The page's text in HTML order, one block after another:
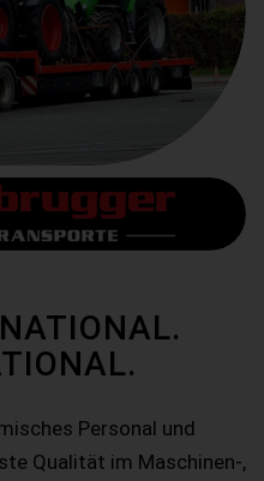
Personal und
Qualität im Maschinen-,